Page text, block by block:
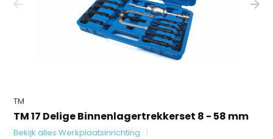
TM
TM 17 Delige Binnenlagertrekkerset 8 - 58 mm
Bekijk alles Werkplaatsinrichting